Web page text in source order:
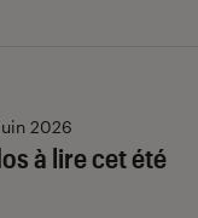
à lire cet été
2026